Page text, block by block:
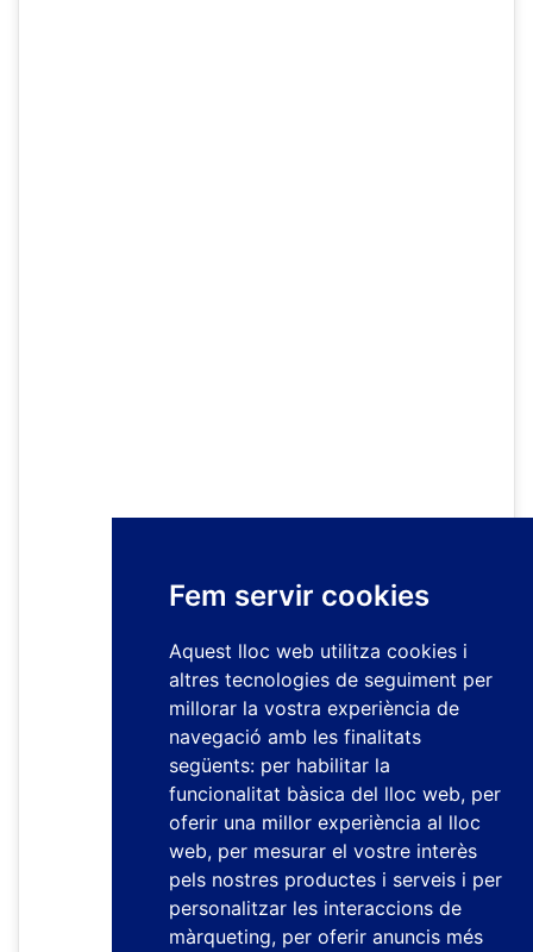
Fem servir cookies
Aquest lloc web utilitza cookies i
altres tecnologies de seguiment per
millorar la vostra experiència de
navegació amb les finalitats
següents: per habilitar la
funcionalitat bàsica del lloc web, per
oferir una millor experiència al lloc
web, per mesurar el vostre interès
pels nostres productes i serveis i per
personalitzar les interaccions de
màrqueting, per oferir anuncis més